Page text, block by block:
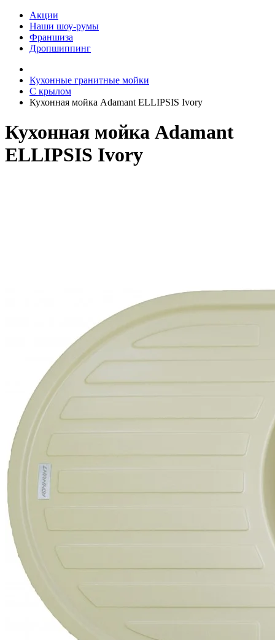
Акции
Наши шоу-румы
Франшиза
Дропшиппинг
Кухонные гранитные мойки
С крылом
Кухонная мойка Adamant ELLIPSIS Ivory
Кухонная мойка Adamant
ELLIPSIS Ivory